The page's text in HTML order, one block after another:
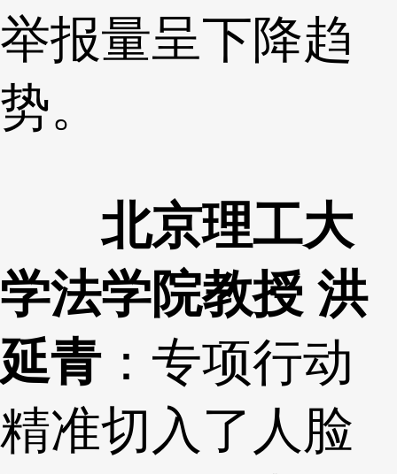
举报量呈下降趋
势。
北京理工大
学法学院教授 洪
延青：专项行动
精准切入了人脸